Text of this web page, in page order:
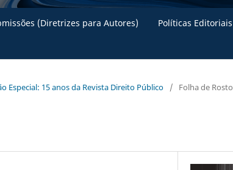
(Diretrizes para Autores) Políticas Editoriais
Especial: 15 anos da Revista Direito Público / Folha de Rosto